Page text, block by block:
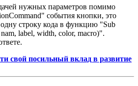
нужных параметров помимо
события кнопки, это
строку кода в функцию "Sub
label, width, color, macro)".
свой посильный вклад в развитие